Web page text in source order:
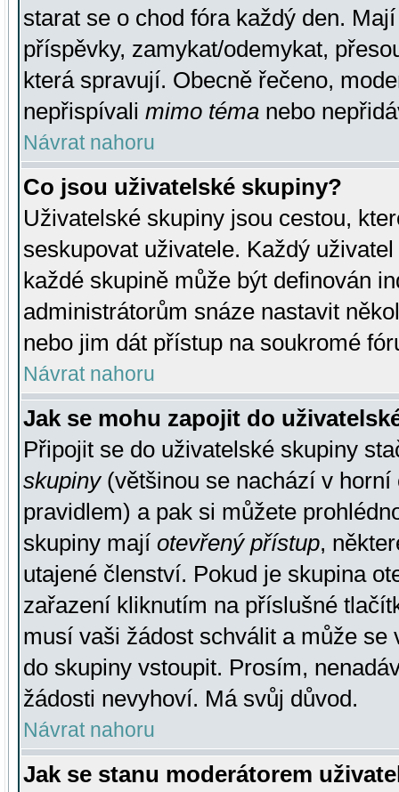
starat se o chod fóra každý den.
příspěvky, zamykat/odemykat,
která spravují. Obecně řečeno,
nepřispívali mimo téma nebo
Návrat nahoru
Co jsou uživatelské skupiny?
Uživatelské skupiny jsou cestou,
seskupovat uživatele. Každý
každé skupině může být definován
administrátorům snáze nastavit
nebo jim dát přístup na soukromé
Návrat nahoru
Jak se mohu zapojit do
Připojit se do uživatelské skupiny
skupiny(většinou se nachází v horní
pravidlem) a pak si můžete
skupiny mají otevřený přístup,
utajené členství. Pokud je skupina
zařazení kliknutím na příslušné
musí vaši žádost schválit a může se
do skupiny vstoupit. Prosím,
žádosti nevyhoví. Má svůj důvod.
Návrat nahoru
Jak se stanu moderátorem